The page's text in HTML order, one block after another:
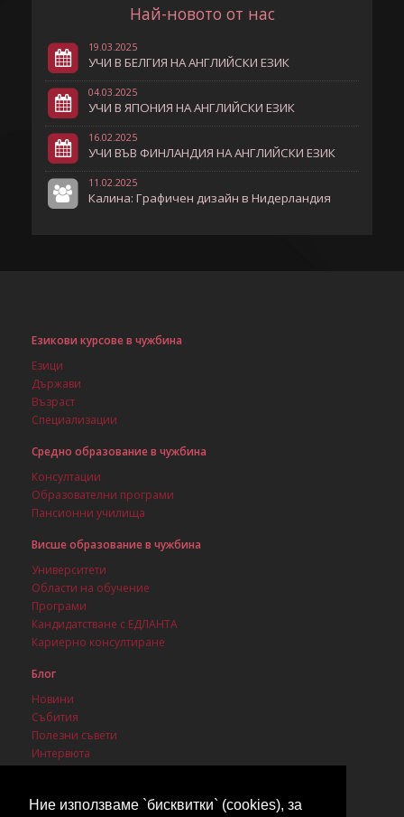
Ние използваме `бисквитки` (cookies), за
Най-новото от нас
19.03.2025
УЧИ В БЕЛГИЯ НА АНГЛИЙСКИ ЕЗИК
04.03.2025
УЧИ В ЯПОНИЯ НА АНГЛИЙСКИ ЕЗИК
16.02.2025
УЧИ ВЪВ ФИНЛАНДИЯ НА АНГЛИЙСКИ ЕЗИК
11.02.2025
Калина: Графичен дизайн в Нидерландия
Езикови курсове в чужбина
Езици
Държави
Възраст
Специализации
Средно образование в чужбина
Консултации
Образователни програми
Пансионни училища
Висше образование в чужбина
Университети
Области на обучение
Програми
Кандидатстване с ЕДЛАНТА
Кариерно консултиране
Блог
Новини
Събития
Полезни съвети
Интервюта